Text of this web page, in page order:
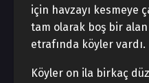
için havzayı kesmeye
tam olarak boş bir alan
etrafında köyler vardı.
Köyler on ila birkaç